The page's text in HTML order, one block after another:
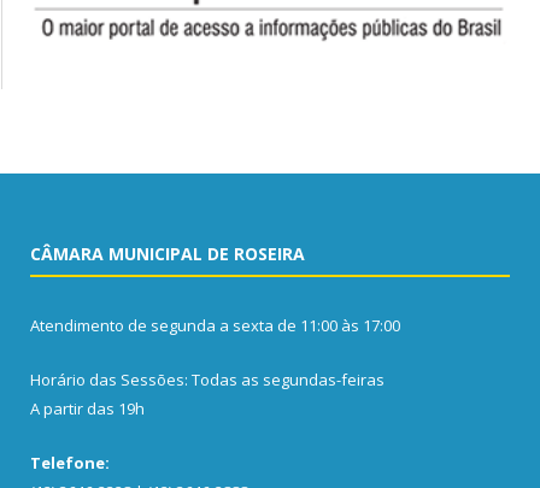
CÂMARA MUNICIPAL DE ROSEIRA
Atendimento de segunda a sexta de 11:00 às 17:00
Horário das Sessões: Todas as segundas-feiras
A partir das 19h
Telefone: